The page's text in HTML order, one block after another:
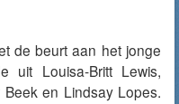
de beurt aan het jonge
uit Louisa-Britt Lewis,
en Lindsay Lopes.